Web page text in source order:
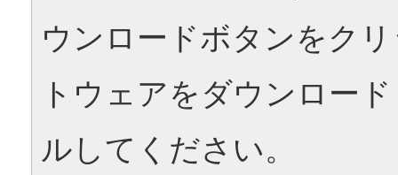
ウンロードボタンをク
トウェアをダウンロー
ルしてください。